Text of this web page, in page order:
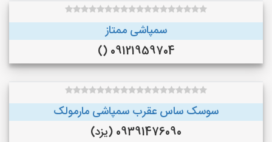
سمپاشی ممتاز
09121959704 ()
سوسک ساس عقرب سمپاشی مارمولک
09391476090 (یزد)